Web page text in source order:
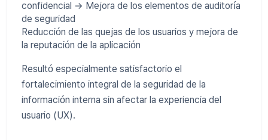
confidencial → Mejora de los elementos de auditoría
de seguridad
Reducción de las quejas de los usuarios y mejora de
la reputación de la aplicación
Resultó especialmente satisfactorio el
fortalecimiento integral de la seguridad de la
información interna sin afectar la experiencia del
usuario (UX).